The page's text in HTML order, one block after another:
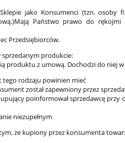
jako Konsumenci (tzn. osoby
Państwo prawo do
Przedsiębiorców.
produkcie:
produktu z umową. Dochodzi do niej
tego rodzaju powinien mieć
został zapewniony przez
poinformował sprzedawcę przy
niezupełnym
że kupiony przez konsumenta towar: